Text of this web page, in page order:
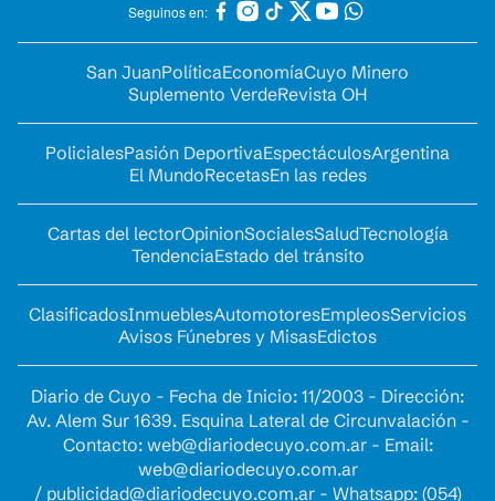
Seguinos en:
San JuanPolíticaEconomíaCuyo Minero
Suplemento VerdeRevista OH
PolicialesPasión DeportivaEspectáculosArgentina
El MundoRecetasEn las redes
Cartas del lectorOpinionSocialesSaludTecnología
TendenciaEstado del tránsito
ClasificadosInmueblesAutomotoresEmpleosServicios
Avisos Fúnebres y MisasEdictos
Diario de Cuyo - Fecha de Inicio: 11/2003 - Dirección:
Av. Alem Sur 1639. Esquina Lateral de Circunvalación -
Contacto: web@diariodecuyo.com.ar- Email:
web@diariodecuyo.com.ar
/ publicidad@diariodecuyo.com.ar- Whatsapp: (054)